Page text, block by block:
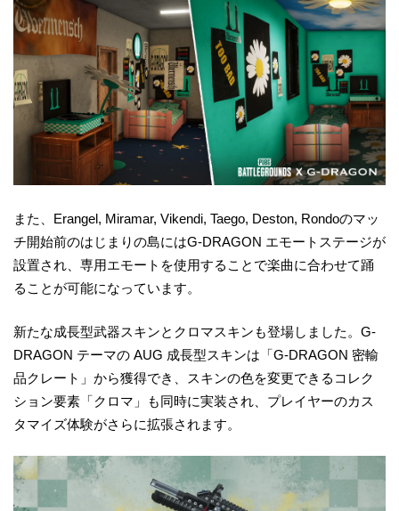
また、Erangel, Miramar, Vikendi, Taego, Deston, Rondoのマッ
チ開始前のはじまりの島にはG-DRAGON エモートステージが
設置され、専用エモートを使用することで楽曲に合わせて踊
ることが可能になっています。
新たな成長型武器スキンとクロマスキンも登場しました。G-
DRAGON テーマの AUG 成長型スキンは「G-DRAGON 密輸
品クレート」から獲得でき、スキンの色を変更できるコレク
ション要素「クロマ」も同時に実装され、プレイヤーのカス
タマイズ体験がさらに拡張されます。